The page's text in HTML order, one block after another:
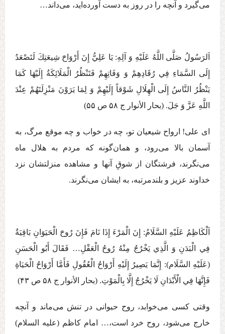
می‌گیرد و آنچه را در روز به دست آورده‌اید، می‌داند…
اَلرَسُولُ صَلَّی اللَّهُ عَلَيْهِ وَ آلِهِ:‏‏ يَا عَلِيُّ إِنَ‏ أَرْوَاحَ‏ شِيعَتِكَ‏ لَتَصْعَدُ
إِلَی‏ السَّمَاءِ فِي‏ رُقَادِهِمْ‏ وَ وَفَاتِهِمْ‏ فَتَنْظُرُ الْمَلَائِكَةُ إِلَيْهَا كَمَا
يَنْظُرُ النَّاسُ إِلَی الْهِلَالِ شَوْقاً إِلَيْهِمْ وَ لِمَا يَرَوْنَ مَنْزِلَتَهُمْ عِنْدَ
اللَّهِ عَزَّ وَ جَلَ‏. (بحار الأنوار ج ‏۵۸ ص ۵۵)
ای علی! ارواح شيعيان تو، چه در خواب و چه موقع مرگ، به
آسمان بالا می‌رود، و همان‌گونه كه مردم به هلال ماه
می‌نگرند، فرشتگان از شوقِ آنها و مشاهده منزلتشان نزد
خداوند عزیز و بلندمرتبه، به ايشان می‌نگرند.
اَلْكَاظِمُ عَلَيْهِ السَّلَامُ: إِنَ‏ الْمَرْءَ إِذَا نَامَ‏ فَإِنَ‏ رُوحَ‏ الْحَيَوَانِ‏ بَاقِيَةٌ
فِي الْبَدَنِ وَ الَّذِي يَخْرُجُ مِنْهُ رُوحُ الْعَقْلِ… فَقَالَ أَبُو الْحَسَنِ
(عَلَيْهِ السَّلَام): إِنَّمَا يَصِيرُ إِلَيْهِ أَرْوَاحُ الْعُقُولِ فَأَمَّا أَرْوَاحُ الْحَيَاةِ
فَإِنَّهَا فِي الْأَبْدَانِ لَا يَخْرُجُ إِلَّا بِالْمَوْتِ. (بحار الأنوار ج ‏۵۸ ص ۴۳)
وقتی کسی می‌خوابد، روح حیوانی در تنش می‌ماند و آنچه
خارج می‌شود، روح خرد است،… امام کاظم (علیه السلام)